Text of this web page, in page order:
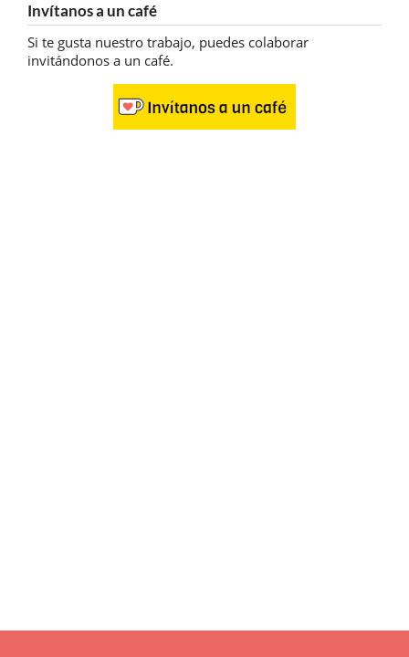
Invítanos a un café
Si te gusta nuestro trabajo, puedes colaborar
invitándonos a un café.